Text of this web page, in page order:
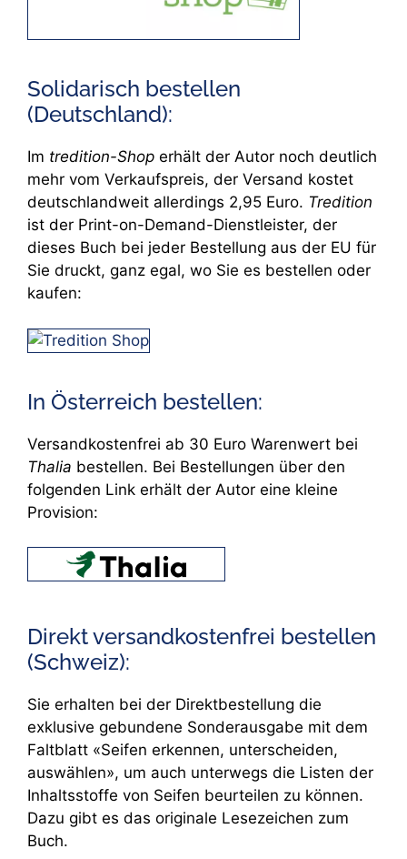
Solidarisch bestellen
(Deutschland):
Im tredition-Shop erhält der Autor noch deutlich
mehr vom Verkaufspreis, der Versand kostet
deutschlandweit allerdings 2,95 Euro. Tredition
ist der Print-on-Demand-Dienstleister, der
dieses Buch bei jeder Bestellung aus der EU für
Sie druckt, ganz egal, wo Sie es bestellen oder
kaufen:
In Österreich bestellen:
Versandkostenfrei ab 30 Euro Warenwert bei
Thalia bestellen. Bei Bestellungen über den
folgenden Link erhält der Autor eine kleine
Provision:
Direkt versandkostenfrei bestellen
(Schweiz):
Sie erhalten bei der Direktbestellung die
exklusive gebundene Sonderausgabe mit dem
Faltblatt «Seifen erkennen, unterscheiden,
auswählen», um auch unterwegs die Listen der
Inhaltsstoffe von Seifen beurteilen zu können.
Dazu gibt es das originale Lesezeichen zum
Buch.